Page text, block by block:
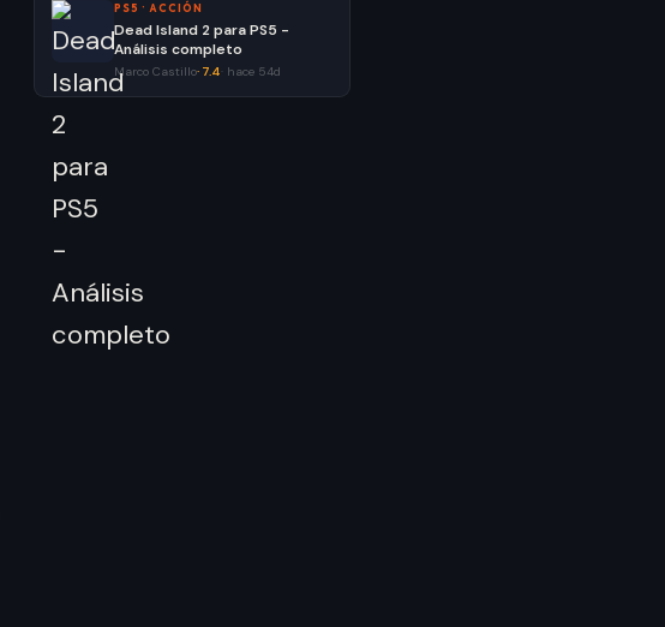
PS5 · ACCIÓN
Dead Island 2 para PS5 -
Análisis completo
Marco Castillo· 7.4 hace 54d